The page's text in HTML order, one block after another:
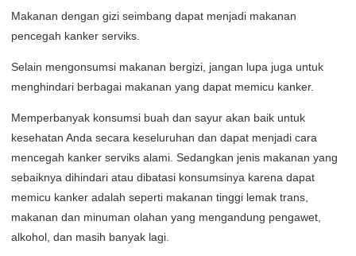
Makanan dengan gizi seimbang dapat menjadi makanan
pencegah kanker serviks.
Selain mengonsumsi makanan bergizi, jangan lupa juga untuk
menghindari berbagai makanan yang dapat memicu kanker.
Memperbanyak konsumsi buah dan sayur akan baik untuk
kesehatan Anda secara keseluruhan dan dapat menjadi cara
mencegah kanker serviks alami. Sedangkan jenis makanan yang
sebaiknya dihindari atau dibatasi konsumsinya karena dapat
memicu kanker adalah seperti makanan tinggi lemak trans,
makanan dan minuman olahan yang mengandung pengawet,
alkohol, dan masih banyak lagi.